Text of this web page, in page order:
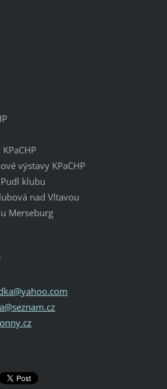
výstavy KPaCHP
klubu
nad Vltavou
Merseburg